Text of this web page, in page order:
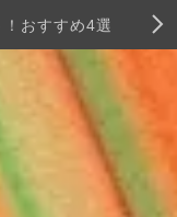
おすすめ4選